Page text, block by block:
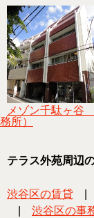
メゾン千駄ヶ谷
務所）
テラス外苑周辺
渋谷区の賃貸
渋谷区の事